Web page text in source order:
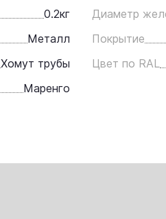
0.2кг Диаметр
Металл Покрытие
Хомут трубы Цвет по RAL
Маренго